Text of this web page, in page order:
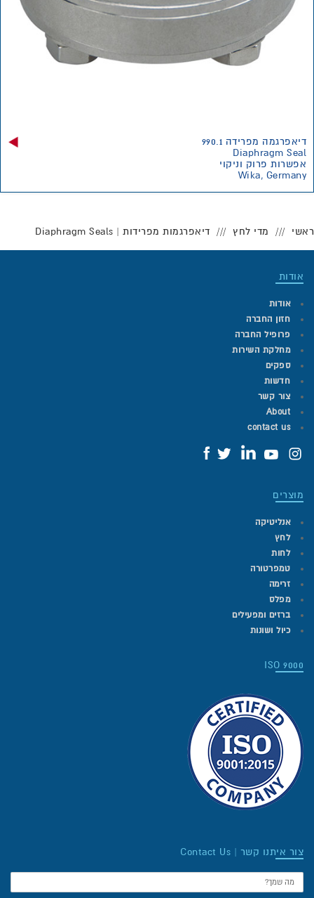
דיאפרגמה מפרידה 990.1
Diaphragm Seal
אפשרות פרוק וניקוי
Wika, Germany
ראשי מדי לחץ דיאפרגמות מפרידות | Diaphragm Seals
אודות
אודות
חזון החברה
פרופיל החברה
מחלקת השירות
ספקים
חדשות
צור קשר
About
contact us
מוצרים
אנליטיקה
לחץ
לחות
טמפרטורה
זרימה
מפלס
ברזים ומפעילים
כיול ושונות
ISO 9000
צור איתנו קשר | Contact Us
שם: